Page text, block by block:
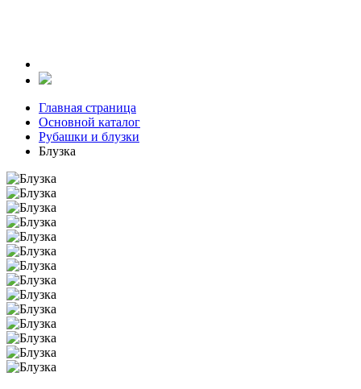
Главная страница
Основной каталог
Рубашки и блузки
Блузка